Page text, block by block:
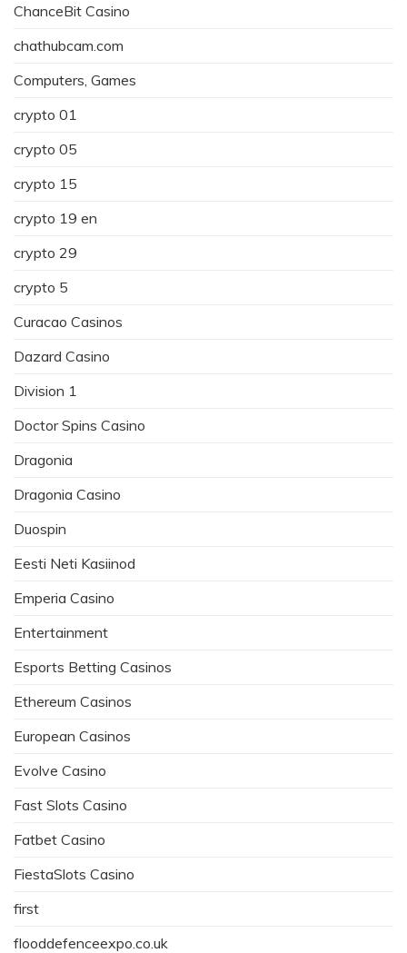
ChanceBit Casino
chathubcam.com
Computers, Games
crypto 01
crypto 05
crypto 15
crypto 19 en
crypto 29
crypto 5
Curacao Casinos
Dazard Casino
Division 1
Doctor Spins Casino
Dragonia
Dragonia Casino
Duospin
Eesti Neti Kasiinod
Emperia Casino
Entertainment
Esports Betting Casinos
Ethereum Casinos
European Casinos
Evolve Casino
Fast Slots Casino
Fatbet Casino
FiestaSlots Casino
first
flooddefenceexpo.co.uk